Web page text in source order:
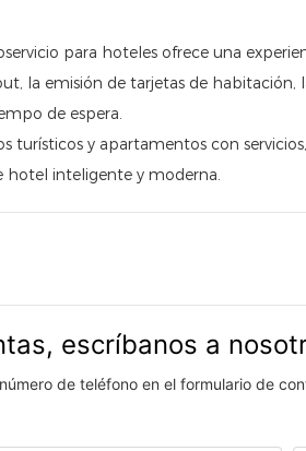
para hoteles ofrece una
la emisión de tarjetas de
de espera.
turísticos y apartamentos con
hotel inteligente y moderna.
escríbanos a
de teléfono en el formulario de